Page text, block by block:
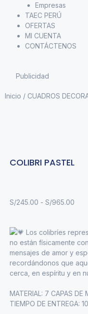
Empresas
TAEC PERÚ
OFERTAS
MI CUENTA
CONTÁCTENOS
Publicidad
Inicio / CUADROS
COLIBRI PASTEL
S/245.00 - S/965.00
Los colibríes
no están físicamente
mensajes de amor y
recordándonos que
cerca, en espíritu y en
MATERIAL: 7 CAPAS DE
TIEMPO DE ENTREGA: